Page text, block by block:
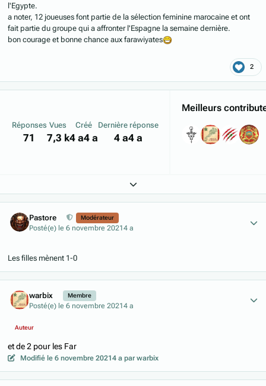
l'Egypte.
a noter, 12 joueuses font partie de la sélection feminine marocaine et ont
fait partie du groupe qui a affronter l'Espagne la semaine dernière.
bon courage et bonne chance aux farawiyates
2
Réponses
71
Vues
7,3 k
Créé
4 a4 a
Dernière réponse
4 a4 a
Meilleurs
Expand topic overview
Pastore Modérateur
Posté(e) le 6 novembre 20214 a
Les filles mènent 1-0
warbix Membre
Posté(e) le 6 novembre 20214 a
Auteur
et de 2 pour les Far
Modifié le 6 novembre 20214 a par warbix